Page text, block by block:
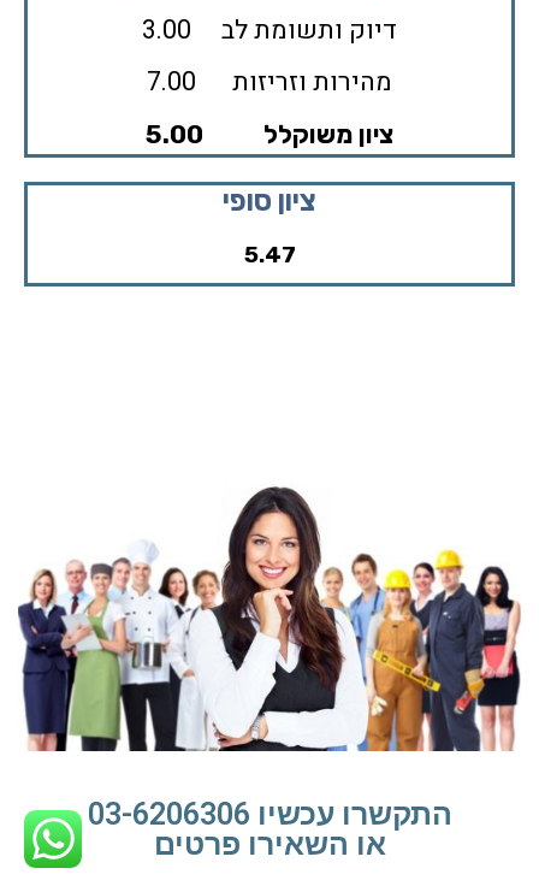
דיוק ותשומת לב 3.00
מהירות וזריזות 7.00
ציון משוקלל 5.00
ציון סופי
5.47
התקשרו עכשיו 03-6206306
או השאירו פרטים